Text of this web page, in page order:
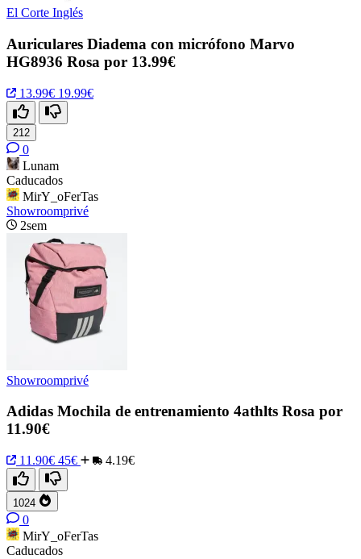
El Corte Inglés
Auriculares Diadema con micrófono Marvo
HG8936 Rosa por 13.99€
13.99€ 19.99€
212
0
Lunam
Caducados
MirY_oFerTas
Showroomprivé
2sem
Showroomprivé
Adidas Mochila de entrenamiento 4athlts Rosa por
11.90€
11.90€ 45€ 4.19€
1024
0
MirY_oFerTas
Caducados